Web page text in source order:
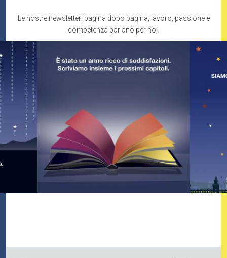
Le nostre newsletter: pagina dopo pagina, lavoro, passione e
competenza parlano per noi.